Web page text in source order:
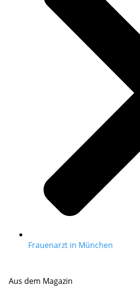
Frauenarzt in München
Aus dem Magazin